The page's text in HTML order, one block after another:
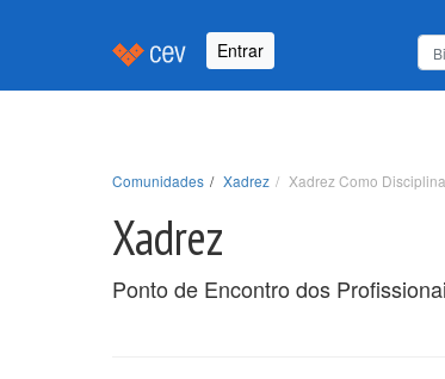
Entrar
Comunidades Xadrez Xadrez Como
Xadrez
Ponto de Encontro dos